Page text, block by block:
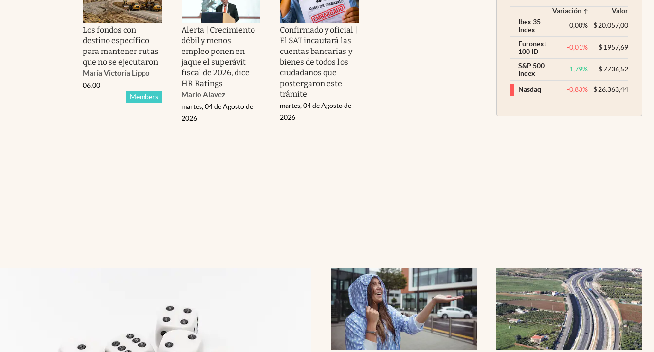
Los fondos con
destino específico
para mantener rutas
que no se ejecutaron
María Victoria Lippo
Members
06:00
Alerta | Crecimiento
débil y menos
empleo ponen en
jaque el superávit
fiscal de 2026, dice
HR Ratings
Mario Alavez
martes, 04 de Agosto de
2026
Confirmado y oficial |
El SAT incautará las
cuentas bancarias y
bienes de todos los
ciudadanos que
postergaron este
trámite
martes, 04 de Agosto de
2026
Variación
Valor
Ibex 35
Index
0,00% $20.057,00
Euronext
100 ID
-0,01% $1957,69
S&P 500
Index
1,79% $7736,52
Nasdaq -0,83% $26.363,44